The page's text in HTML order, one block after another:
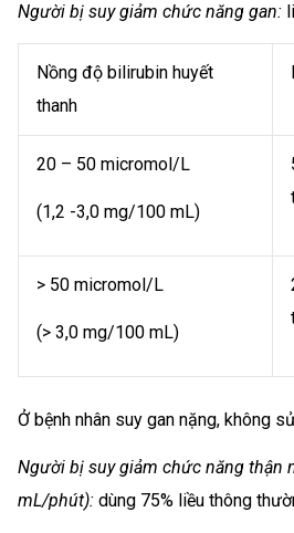
Người bị suy giảm chức năng gan:
Nồng độ bilirubin huyết
thanh
20 – 50 micromol/L
(1,2 -3,0 mg/100 mL)
> 50 micromol/L
(> 3,0 mg/100 mL)
Ở bệnh nhân suy gan nặng, không
Người bị suy giảm chức năng thận
mL/phút): dùng 75% liều thông